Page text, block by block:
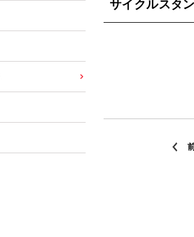
サイクルスタ